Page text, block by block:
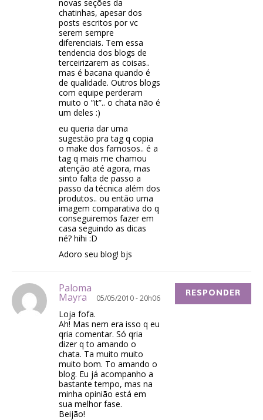
novas seções da
chatinhas, apesar dos
posts escritos por vc
serem sempre
diferenciais. Tem essa
tendencia dos blogs de
terceirizarem as coisas..
mas é bacana quando é
de qualidade. Outros blogs
com equipe perderam
muito o ”it”.. o chata não é
um deles :)
eu queria dar uma
sugestão pra tag q copia
o make dos famosos.. é a
tag q mais me chamou
atenção até agora, mas
sinto falta de passo a
passo da técnica além dos
produtos.. ou então uma
imagem comparativa do q
conseguiremos fazer em
casa seguindo as dicas
né? hihi :D
Adoro seu blog! bjs
Paloma
Mayra 05/05/2010 - 20h06
Loja fofa.
Ah! Mas nem era isso q eu
qria comentar. Só qria
dizer q to amando o
chata. Ta muito muito
muito bom. To amando o
blog. Eu já acompanho a
bastante tempo, mas na
minha opinião está em
sua melhor fase.
Beijão!
RESPONDER